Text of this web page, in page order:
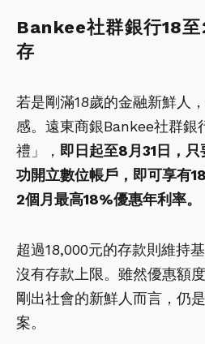
Bankee社群銀行18
存
若是剛滿18歲的金融新鮮人
感。遠東商銀Bankee社群銀
禮」， 即日起至8月31日，
功開立數位帳戶，即可享有
2個月最高18%優惠年利率。
超過18,000元的存款則維持
沒有存款上限。雖然優惠額
剛出社會的新鮮人而言，仍
案。